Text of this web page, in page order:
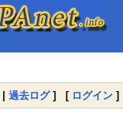
| 過去ログ] [ ログイン ]